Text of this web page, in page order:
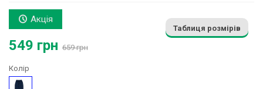
Акція
549 грн 659 грн
Таблиця розмірів
Колір
Синій